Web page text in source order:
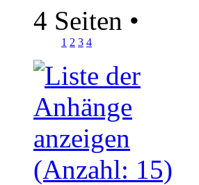
4 Seiten •
1 2 3 4